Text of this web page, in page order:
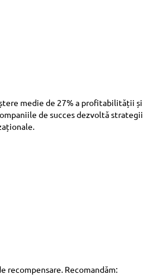
medie de 27% a profitabilității și
de succes dezvoltă strategii
Recomandăm: